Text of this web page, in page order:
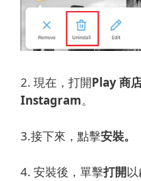
2. 現在，打開Play 商
Instagram。
3.接下來，點擊安裝。
4. 安裝後，單擊打開